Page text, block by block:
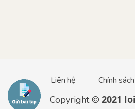
Liên hệ Chính sách
Copyright © 2021